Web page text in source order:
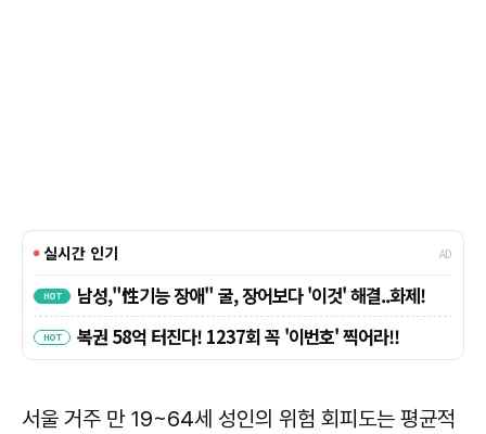
서울 거주 만 19~64세 성인의 위험 회피도는 평균적